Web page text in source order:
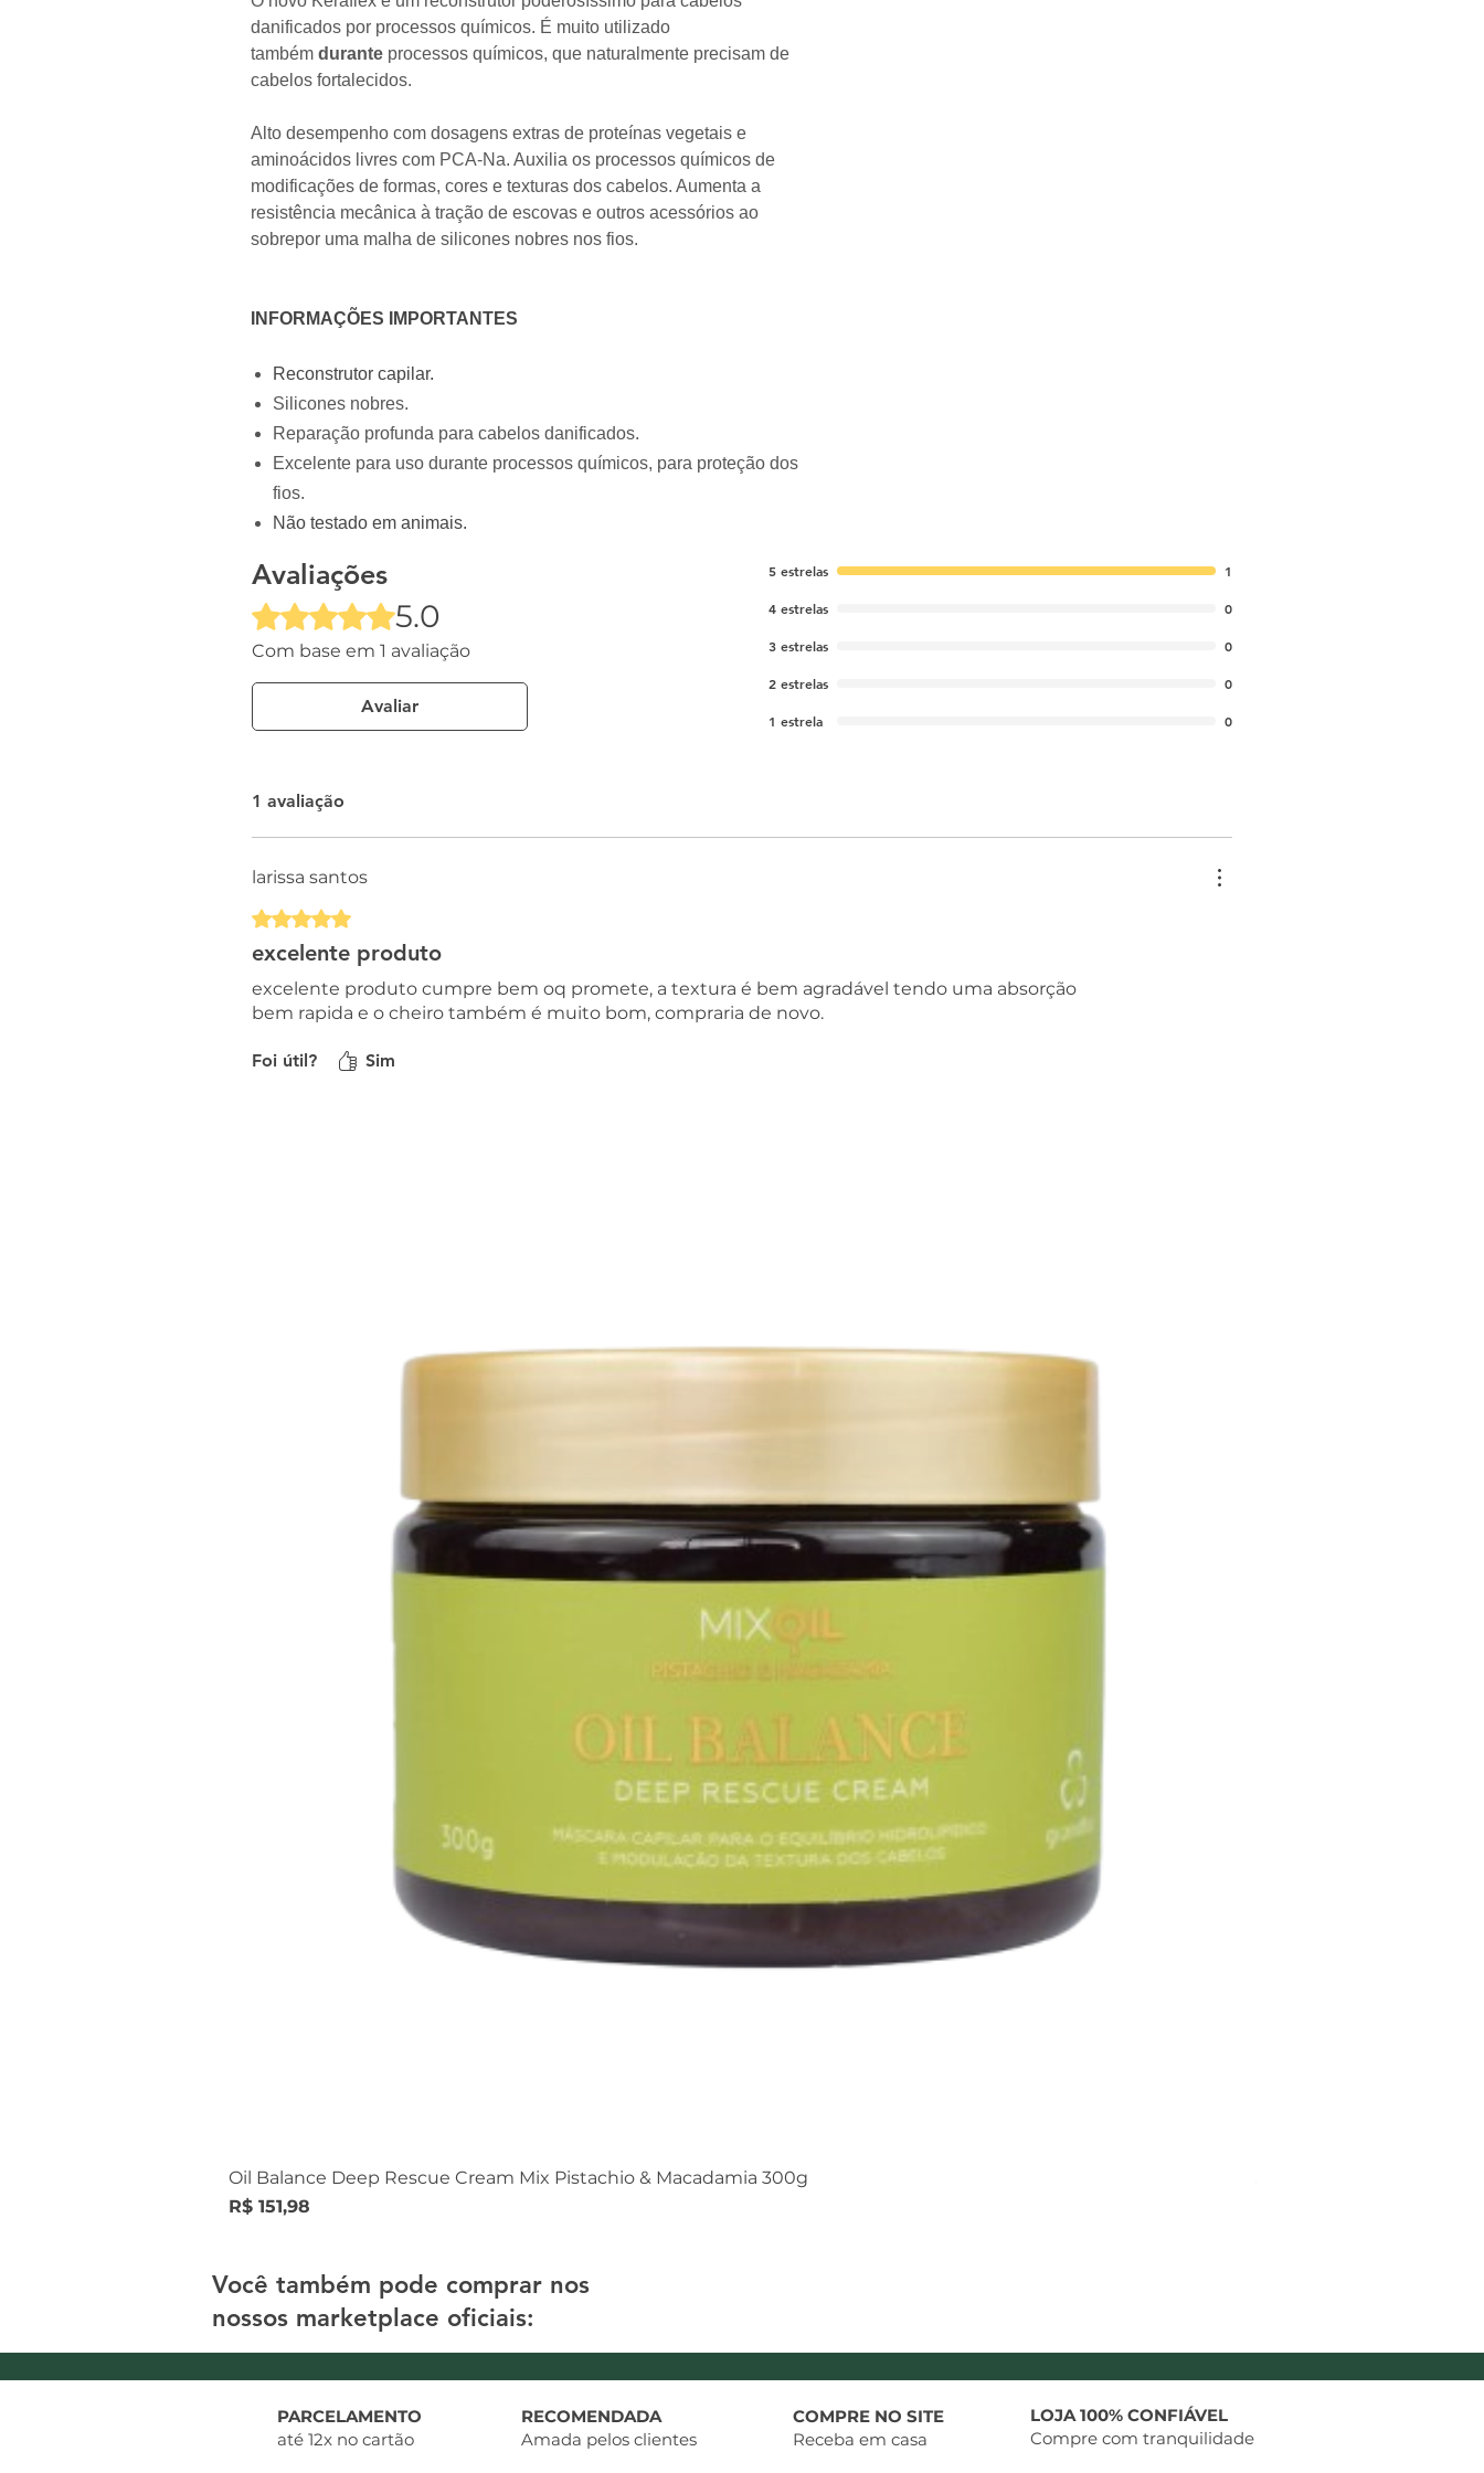
danificados por processos químicos. É muito utilizado
também durante processos químicos, que naturalmente precisam de
cabelos fortalecidos.
Alto desempenho com dosagens extras de proteínas vegetais e
aminoácidos livres com PCA-Na. Auxilia os processos químicos de
modificações de formas, cores e texturas dos cabelos. Aumenta a
resistência mecânica à tração de escovas e outros acessórios ao
sobrepor uma malha de silicones nobres nos fios.
INFORMAÇÕES IMPORTANTES
Reconstrutor capilar.
Silicones nobres.
Reparação profunda para cabelos danificados.
Excelente para uso durante processos químicos, para proteção dos
fios.
Não testado em animais.
Avaliações
Rated 5 out of 5 stars.5.0
Com base em 1 avaliação
Avaliar
5 estrelas 1
4 estrelas 0
3 estrelas 0
2 estrelas 0
1 estrela 0
1 avaliação
larissa santos
Rated 5 out of 5 stars.
excelente produto
excelente produto cumpre bem oq promete, a textura é bem agradável tendo uma absorção
bem rapida e o cheiro também é muito bom, compraria de novo.
Foi útil? Sim
Oil Balance Deep Rescue Cream Mix Pistachio & Macadamia 300g
Preço
R$ 151,98
Você também pode comprar nos
nossos marketplace oficiais:
PARCELAMENTO
até 12x no cartão
RECOMENDADA
Amada pelos clientes
COMPRE NO SITE
Receba em casa
LOJA 100% CONFIÁVEL
Compre com tranquilidade